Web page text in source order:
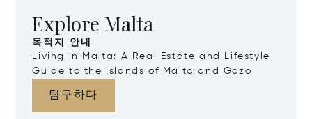
Explore Malta
목적지 안내
Living in Malta: A Real Estate and Lifestyle
Guide to the Islands of Malta and Gozo
탐구하다